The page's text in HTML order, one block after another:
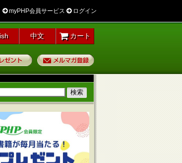
myPHP会員サービス ログイン
中文 カート
プレゼント